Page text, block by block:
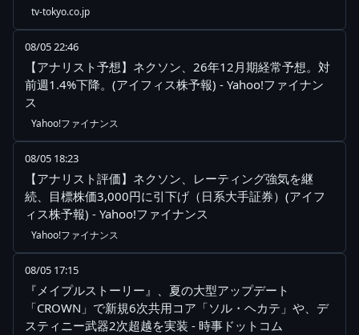
tv-tokyo.co.jp
08/05 22:46
【アナリスト予想】ネクソン、26年12月期経常予想。対
前週1.4%下降。(アイフィス株予報) - Yahoo!ファイナン
ス
Yahoo!ファイナンス
08/05 18:23
【アナリスト評価】ネクソン、レーティング強気を継
続、目標株価3,000円に引下げ（日系大手証券）(アイフ
ィス株予報) - Yahoo!ファイナンス
Yahoo!ファイナンス
08/05 17:15
『メイプルストーリー』、夏の大型アップデート
「CROWN」で新規6次共用コア「ソル・ヘカテ」や、デ
スティニー武器2次超越を実装 - 時事ドットコム